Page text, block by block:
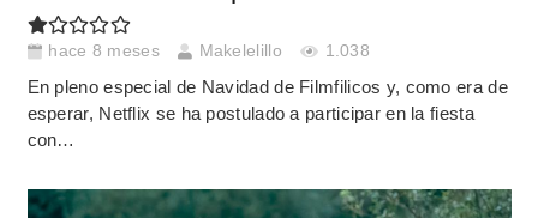
hace 8 meses Makelelillo 1.038
En pleno especial de Navidad de Filmfilicos y, como era de
esperar, Netflix se ha postulado a participar en la fiesta
con…